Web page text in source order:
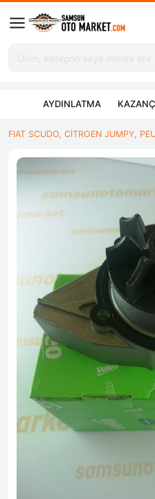
AYDINLATMA
FIAT SCUDO, CİTROEN JUMPY,